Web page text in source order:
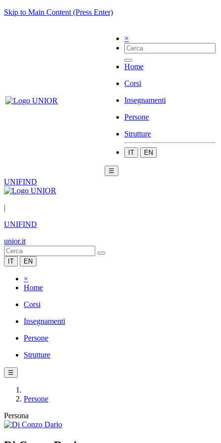
Skip to Main Content (Press Enter)
×
Home
Corsi
Insegnamenti
Persone
Strutture
IT EN
☰
UNIFIND
|
UNIFIND
unior.it
IT EN
×
Home
Corsi
Insegnamenti
Persone
Strutture
☰
Persone
Persona